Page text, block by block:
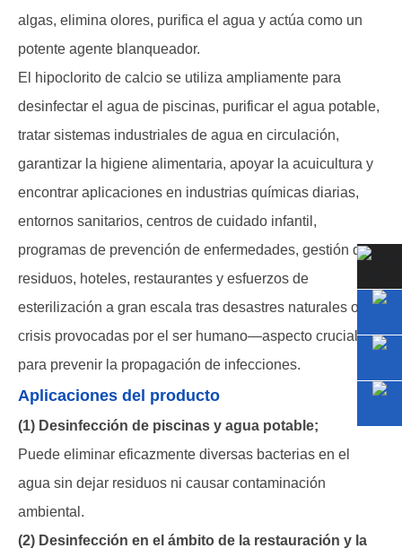
algas, elimina olores, purifica el agua y actúa como un
potente agente blanqueador.
El hipoclorito de calcio se utiliza ampliamente para
desinfectar el agua de piscinas, purificar el agua potable,
tratar sistemas industriales de agua en circulación,
garantizar la higiene alimentaria, apoyar la acuicultura y
encontrar aplicaciones en industrias químicas diarias,
entornos sanitarios, centros de cuidado infantil,
programas de prevención de enfermedades, gestión de
residuos, hoteles, restaurantes y esfuerzos de
esterilización a gran escala tras desastres naturales o
crisis provocadas por el ser humano—aspecto crucial
para prevenir la propagación de infecciones.
Aplicaciones del producto
(1) Desinfección de piscinas y agua potable;
Puede eliminar eficazmente diversas bacterias en el
agua sin dejar residuos ni causar contaminación
ambiental.
(2) Desinfección en el ámbito de la restauración y la